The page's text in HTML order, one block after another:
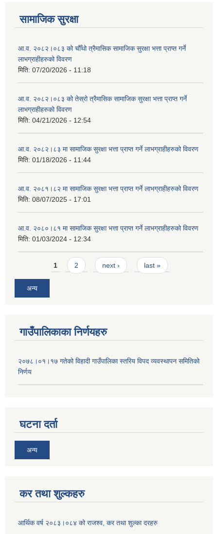
सामाजिक सुरक्षा
आ.व. २०८२।०८३ को चौँथो त्रैमासिक सामाजिक सुरक्षा भत्ता प्राप्त गर्ने
लाभग्राहीहरुको विवरण
मिति: 07/20/2026 - 11:18
आ.व. २०८२।०८३ को तेस्रो त्रैमासिक सामाजिक सुरक्षा भत्ता प्राप्त गर्ने
लाभग्राहीहरुको विवरण
मिति: 04/21/2026 - 12:54
आ.व. २०८२।८३ मा सामाजिक सुरक्षा भत्ता प्राप्त गर्ने लाभग्राहीहरुको विवरण
मिति: 01/18/2026 - 11:44
आ.व. २०८१।८२ मा सामाजिक सुरक्षा भत्ता प्राप्त गर्ने लाभग्राहीहरुको विवरण
मिति: 08/07/2025 - 17:01
आ.व. २०८०।८१ मा सामाजिक सुरक्षा भत्ता प्राप्त गर्ने लाभग्राहीहरुको विवरण
मिति: 01/03/2024 - 12:34
Pages1 2 next › last »
अन्य
गाउँपालिकाका निर्णयहरु
२०७८।०१।१७ गतेको विहादी गाउँपालिका स्तरिय विपद व्यवस्थापन समितिको
निर्णय
घटना दर्ता
अन्य
कर तथा शुल्कहरु
आर्थिक वर्ष २०८३।०८४ को राजश्व, कर तथा शुल्का दरहरु